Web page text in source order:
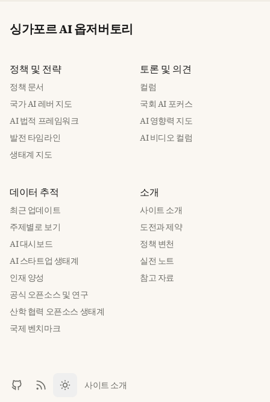
싱가포르 AI 옵저버토리
정책 및 전략
정책 문서
국가 AI 레버 지도
AI 법적 프레임워크
발전 타임라인
생태계 지도
토론 및 의견
컬럼
국회 AI 포커스
AI 영향력 지도
AI 비디오 컬럼
데이터 추적
최근 업데이트
주제별로 보기
AI 대시보드
AI 스타트업 생태계
인재 양성
공식 오픈소스 및 연구
산학 협력 오픈소스 생태계
국제 벤치마크
소개
사이트 소개
도전과 제약
정책 변천
실전 노트
참고 자료
사이트 소개